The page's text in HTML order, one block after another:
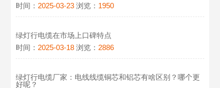
时间：2025-03-23 浏览： 1950
绿灯行电缆在市场上口碑特点
时间：2025-03-18 浏览：2886
绿灯行电缆厂家：电线线缆铜芯和铝芯有啥区别？哪个更
好呢？